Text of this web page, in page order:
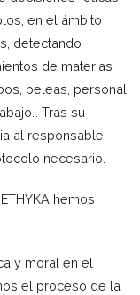
en el ámbito
detectando
de materias
peleas, personal
Tras su
al responsable
necesario.
hemos
y moral en el
el proceso de la